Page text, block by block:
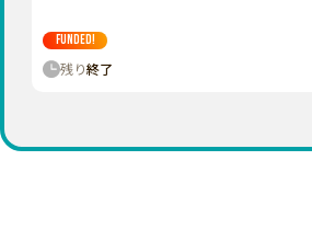
FUNDED!
残り終了